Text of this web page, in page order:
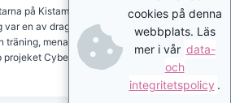
på Kistamässan på onsdagsmorgonen.
en av dragplåstren. – Alla borde ha VR
menar Jesper Petersson som var
Cyberhjärta.
cookies på denna
webbplats. Läs
mer i vår data-
och
integritetspolicy .